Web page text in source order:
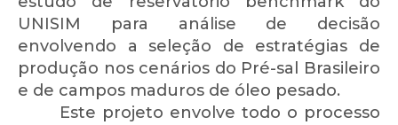
UNISIM para análise de decisão
envolvendo a seleção de estratégias de
produção nos cenários do Pré-sal Brasileiro
e de campos maduros de óleo pesado.
Este projeto envolve todo o processo